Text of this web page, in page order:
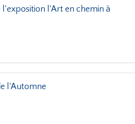
l'exposition l'Art en chemin à
l'Automne